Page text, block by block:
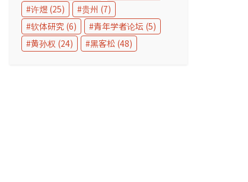
许煜 (25) 贵州 (7)
软体研究 (6) 青年学者论坛 (5)
黄孙权 (24) 黑客松 (48)